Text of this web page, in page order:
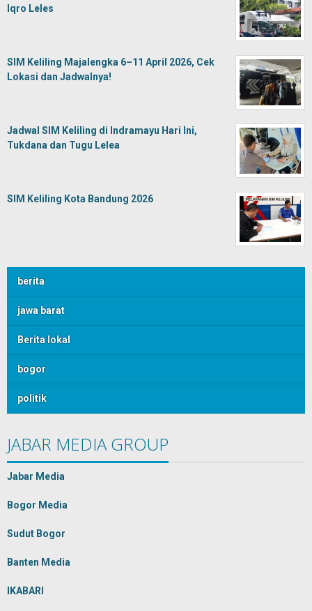
Iqro Leles
SIM Keliling Majalengka 6–11 April 2026, Cek
Lokasi dan Jadwalnya!
Jadwal SIM Keliling di Indramayu Hari Ini,
Tukdana dan Tugu Lelea
SIM Keliling Kota Bandung 2026
berita
jawa barat
Berita lokal
bogor
politik
JABAR MEDIA GROUP
Jabar Media
Bogor Media
Sudut Bogor
Banten Media
IKABARI